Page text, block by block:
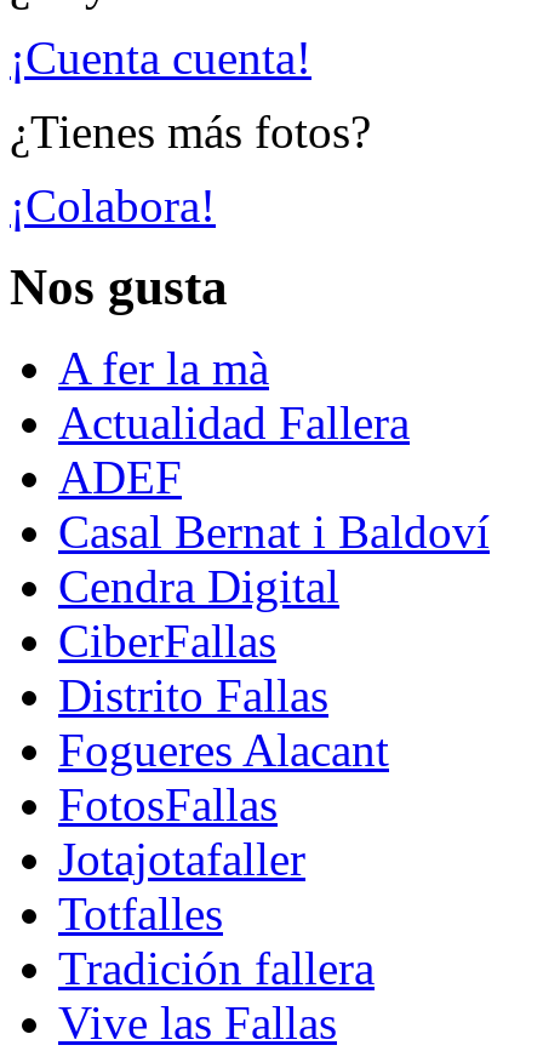
¡Cuenta cuenta!
¿Tienes más fotos?
¡Colabora!
Nos gusta
A fer la mà
Actualidad Fallera
ADEF
Casal Bernat i Baldoví
Cendra Digital
CiberFallas
Distrito Fallas
Fogueres Alacant
FotosFallas
Jotajotafaller
Totfalles
Tradición fallera
Vive las Fallas